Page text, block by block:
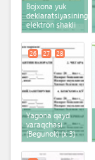
Bojxona yuk
deklaratsiyasining
elektron shakli
Yagona qayd
varaqchasi
(Begunok)(x 3)
26 27 28